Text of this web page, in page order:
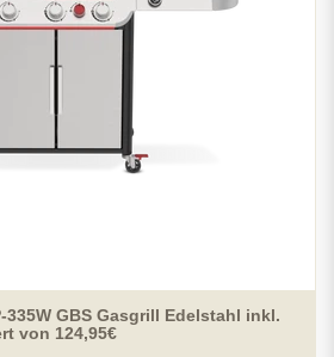
335W GBS Gasgrill Edelstahl inkl.
von 124,95€